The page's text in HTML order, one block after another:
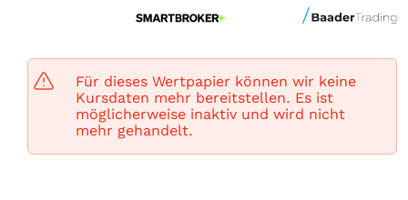
Für dieses Wertpapier können wir keine
Kursdaten mehr bereitstellen. Es ist
möglicherweise inaktiv und wird nicht
mehr gehandelt.